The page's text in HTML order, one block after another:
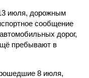
июля, дорожным
сообщение
дорог,
пребывают в
8 июля,